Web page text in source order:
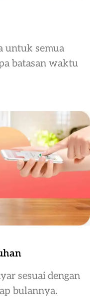
untuk semua
batasan waktu
sesuai dengan
bulannya.